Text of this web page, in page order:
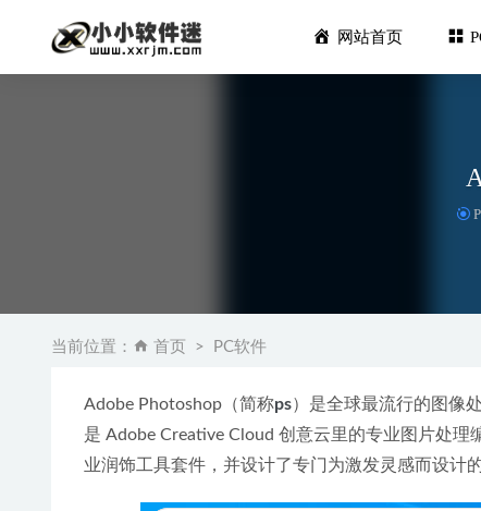
网站首页
当前位置： 首页 PC软件
Adobe Photoshop（简称ps）是全球最流行的图像
是 Adobe Creative Cloud 创意云里的专业图片处
业润饰工具套件，并设计了专门为激发灵感而设计
HitPaw
达索